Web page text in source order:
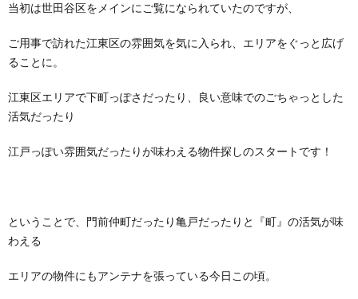
当初は世田谷区をメインにご覧になられていたのですが、
ご用事で訪れた江東区の雰囲気を気に入られ、エリアをぐっと広げ
ることに。
江東区エリアで下町っぽさだったり、良い意味でのごちゃっとした
活気だったり
江戸っぽい雰囲気だったりが味わえる物件探しのスタートです！
ということで、門前仲町だったり亀戸だったりと『町』の活気が味
わえる
エリアの物件にもアンテナを張っている今日この頃。